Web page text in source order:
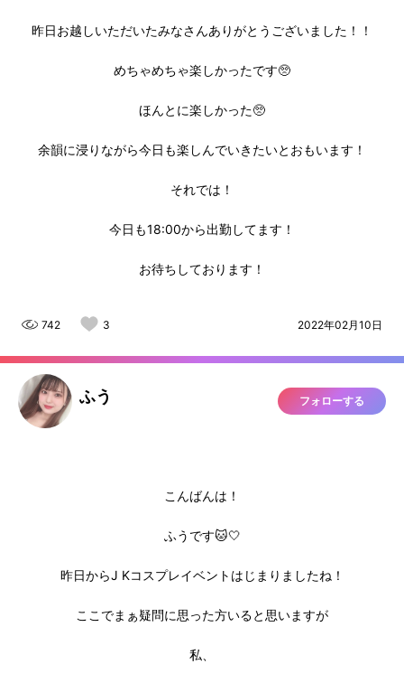
昨日お越しいただいたみなさんありがとうございました！！
めちゃめちゃ楽しかったです🥺
ほんとに楽しかった🥺
余韻に浸りながら今日も楽しんでいきたいとおもいます！
それでは！
今日も18:00から出勤してます！
お待ちしております！
742 3 2022年02月10日
ふう フォローする
こんばんは！
ふうです🐱🤍
昨日からJ Kコスプレイベントはじまりましたね！
ここでまぁ疑問に思った方いると思いますが
私、